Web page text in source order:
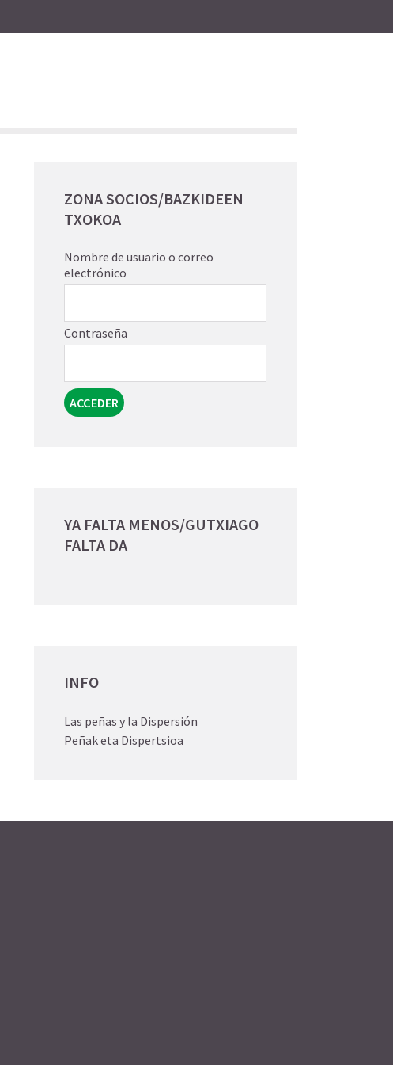
ZONA SOCIOS/BAZKIDEEN
TXOKOA
Nombre de usuario o correo
electrónico
Contraseña
YA FALTA MENOS/GUTXIAGO
FALTA DA
INFO
Las peñas y la Dispersión
Peñak eta Dispertsioa